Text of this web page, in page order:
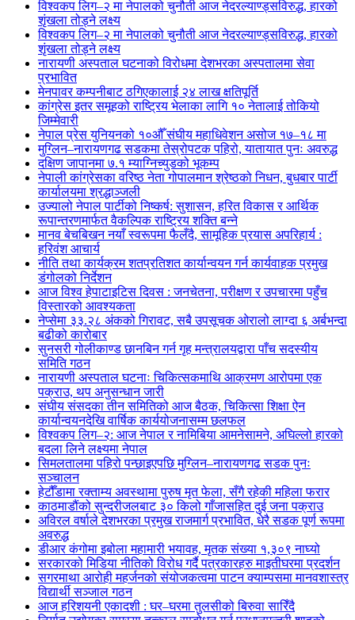
विश्वकप लिग–२ मा नेपालको चुनौती आज नेदरल्याण्ड्सविरुद्ध, हारको
शृंखला तोड्ने लक्ष्य
विश्वकप लिग–२ मा नेपालको चुनौती आज नेदरल्याण्ड्सविरुद्ध, हारको
शृंखला तोड्ने लक्ष्य
नारायणी अस्पताल घटनाको विरोधमा देशभरका अस्पतालमा सेवा
प्रभावित
मेनपावर कम्पनीबाट ठगिएकालाई २४ लाख क्षतिपूर्ति
कांग्रेस इतर समूहको राष्ट्रिय भेलाका लागि १० नेतालाई तोकियो
जिम्मेवारी
नेपाल प्रेस युनियनको १०औँ संघीय महाधिवेशन असोज १७–१८ मा
मुग्लिन–नारायणगढ सडकमा तेस्रोपटक पहिरो, यातायात पुनः अवरुद्ध
दक्षिण जापानमा ७.१ म्याग्निच्युडको भूकम्प
नेपाली कांग्रेसका वरिष्ठ नेता गोपालमान श्रेष्ठको निधन, बुधबार पार्टी
कार्यालयमा श्रद्धाञ्जली
उज्यालो नेपाल पार्टीको निष्कर्ष: सुशासन, हरित विकास र आर्थिक
रूपान्तरणमार्फत वैकल्पिक राष्ट्रिय शक्ति बन्ने
मानव बेचबिखन नयाँ स्वरूपमा फैलँदै, सामूहिक प्रयास अपरिहार्य :
हरिवंश आचार्य
नीति तथा कार्यक्रम शतप्रतिशत कार्यान्वयन गर्न कार्यवाहक प्रमुख
डंगोलको निर्देशन
आज विश्व हेपाटाइटिस दिवस : जनचेतना, परीक्षण र उपचारमा पहुँच
विस्तारको आवश्यकता
नेप्सेमा ३३.२८ अंकको गिरावट, सबै उपसूचक ओरालो लाग्दा ६ अर्बभन्दा
बढीको कारोबार
सुनसरी गोलीकाण्ड छानबिन गर्न गृह मन्त्रालयद्वारा पाँच सदस्यीय
समिति गठन
नारायणी अस्पताल घटनाः चिकित्सकमाथि आक्रमण आरोपमा एक
पक्राउ, थप अनुसन्धान जारी
संघीय संसदका तीन समितिको आज बैठक, चिकित्सा शिक्षा ऐन
कार्यान्वयनदेखि वार्षिक कार्ययोजनासम्म छलफल
विश्वकप लिग–२: आज नेपाल र नामिबिया आमनेसामने, अघिल्लो हारको
बदला लिने लक्ष्यमा नेपाल
सिमलतालमा पहिरो पन्छाइएपछि मुग्लिन–नारायणगढ सडक पुनः
सञ्चालन
हेटौँडामा रक्ताम्य अवस्थामा पुरुष मृत फेला, सँगै रहेकी महिला फरार
काठमाडौंको सुन्दरीजलबाट ३० किलो गाँजासहित दुई जना पक्राउ
अविरल वर्षाले देशभरका प्रमुख राजमार्ग प्रभावित, धेरै सडक पूर्ण रूपमा
अवरुद्ध
डीआर कंगोमा इबोला महामारी भयावह, मृतक संख्या १,३०९ नाघ्यो
सरकारको मिडिया नीतिको विरोध गर्दै पत्रकारहरु माइतीघरमा प्रदर्शन
सगरमाथा आरोही महर्जनको संयोजकत्वमा पाटन क्याम्पसमा मानवशास्त्र
विद्यार्थी सञ्जाल गठन
आज हरिशयनी एकादशी : घर–घरमा तुलसीको बिरुवा सारिँदै